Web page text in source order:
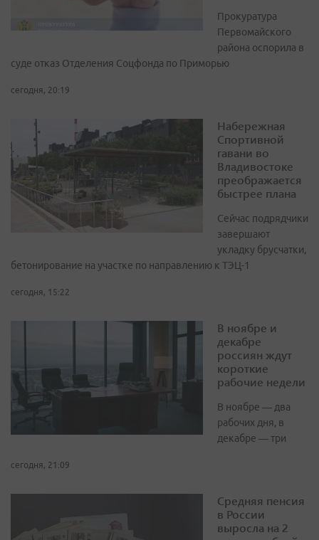
Прокуратура
Первомайского
района оспорила в
суде отказ Отделения Соцфонда по Приморью
сегодня, 20:19
Набережная
Спортивной
гавани во
Владивостоке
преображается
быстрее плана
Сейчас подрядчики
завершают
укладку брусчатки,
бетонирование на участке по направлению к ТЭЦ-1
сегодня, 15:22
В ноябре и
декабре
россиян ждут
короткие
рабочие недели
В ноябре — два
рабочих дня, в
декабре — три
сегодня, 21:09
Средняя пенсия
в России
выросла на 2